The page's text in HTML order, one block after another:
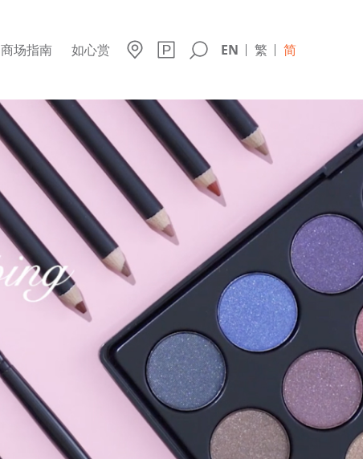
商场指南 如心赏 EN 简
繁